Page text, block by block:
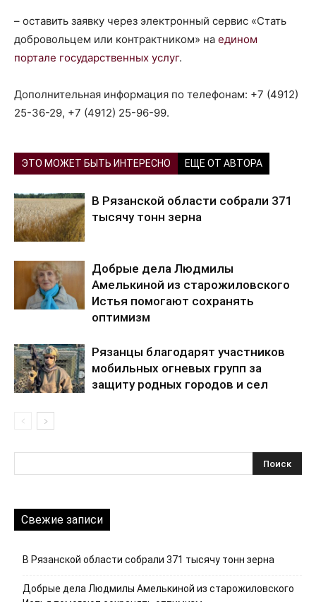
– оставить заявку через электронный сервис «Стать
добровольцем или контрактником» на едином
портале государственных услуг.
Дополнительная информация по телефонам: +7 (4912)
25-36-29, +7 (4912) 25-96-99.
ЭТО МОЖЕТ БЫТЬ ИНТЕРЕСНО ЕЩЕ ОТ АВТОРА
В Рязанской области собрали 371
тысячу тонн зерна
Добрые дела Людмилы
Амелькиной из старожиловского
Истья помогают сохранять
оптимизм
Рязанцы благодарят участников
мобильных огневых групп за
защиту родных городов и сел
Свежие записи
В Рязанской области собрали 371 тысячу тонн зерна
Добрые дела Людмилы Амелькиной из старожиловского